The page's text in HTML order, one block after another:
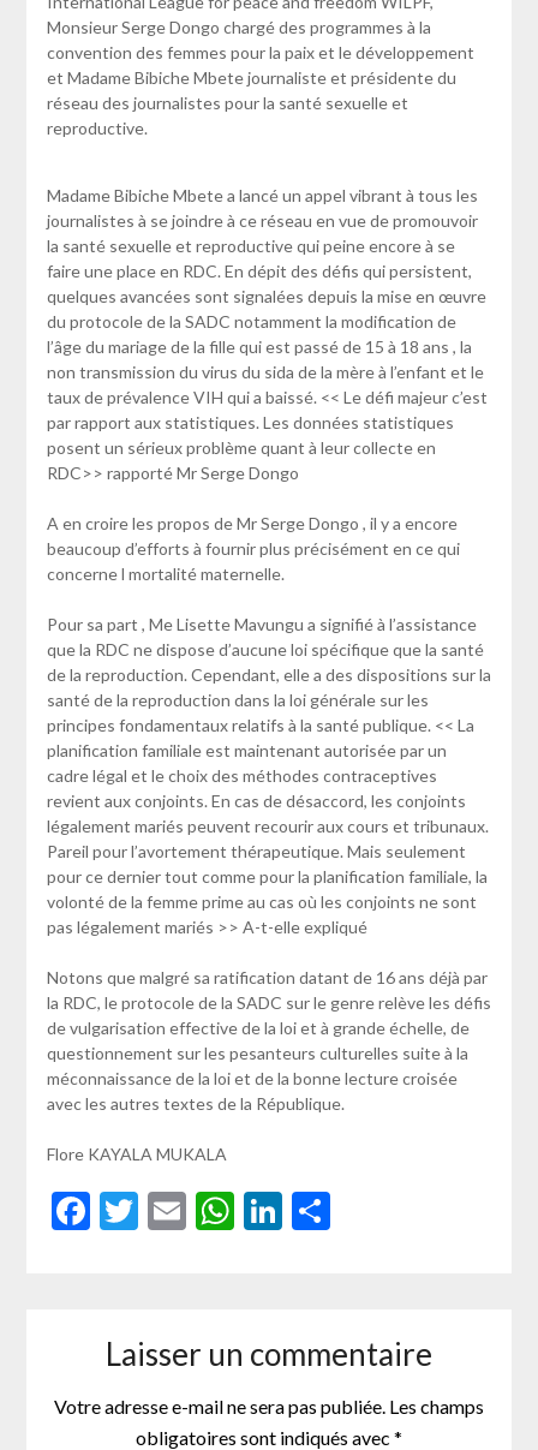
Monsieur Serge Dongo chargé des programmes à la
convention des femmes pour la paix et le développement
et Madame Bibiche Mbete journaliste et présidente du
réseau des journalistes pour la santé sexuelle et
reproductive.
Madame Bibiche Mbete a lancé un appel vibrant à tous les
journalistes à se joindre à ce réseau en vue de promouvoir
la santé sexuelle et reproductive qui peine encore à se
faire une place en RDC. En dépit des défis qui persistent,
quelques avancées sont signalées depuis la mise en œuvre
du protocole de la SADC notamment la modification de
l’âge du mariage de la fille qui est passé de 15 à 18 ans , la
non transmission du virus du sida de la mère à l’enfant et le
taux de prévalence VIH qui a baissé. << Le défi majeur c’est
par rapport aux statistiques. Les données statistiques
posent un sérieux problème quant à leur collecte en
RDC>> rapporté Mr Serge Dongo
A en croire les propos de Mr Serge Dongo , il y a encore
beaucoup d’efforts à fournir plus précisément en ce qui
concerne l mortalité maternelle.
Pour sa part , Me Lisette Mavungu a signifié à l’assistance
que la RDC ne dispose d’aucune loi spécifique que la santé
de la reproduction. Cependant, elle a des dispositions sur la
santé de la reproduction dans la loi générale sur les
principes fondamentaux relatifs à la santé publique. << La
planification familiale est maintenant autorisée par un
cadre légal et le choix des méthodes contraceptives
revient aux conjoints. En cas de désaccord, les conjoints
légalement mariés peuvent recourir aux cours et tribunaux.
Pareil pour l’avortement thérapeutique. Mais seulement
pour ce dernier tout comme pour la planification familiale, la
volonté de la femme prime au cas où les conjoints ne sont
pas légalement mariés >> A-t-elle expliqué
Notons que malgré sa ratification datant de 16 ans déjà par
la RDC, le protocole de la SADC sur le genre relève les défis
de vulgarisation effective de la loi et à grande échelle, de
questionnement sur les pesanteurs culturelles suite à la
méconnaissance de la loi et de la bonne lecture croisée
avec les autres textes de la République.
Flore KAYALA MUKALA
Facebook
Twitter
EmailWhatsApp
LinkedIn
Partager
Laisser un commentaire
Votre adresse e-mail ne sera pas publiée. Les champs
obligatoires sont indiqués avec *